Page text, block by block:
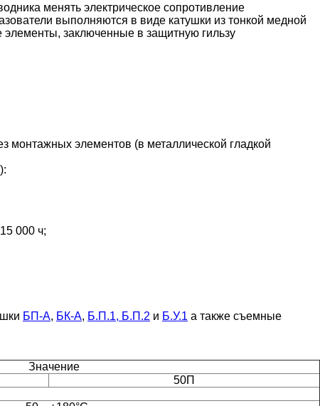
менять электрическое сопротивление
выполняются в виде катушки из тонкой медной
элементы, заключенные в защитную гильзу
монтажных элементов (в металлической гладкой
000 ч;
БП-А, БК-А, Б.П.1, Б.П.2 и Б.У.1 а также съемные
Значение
50П